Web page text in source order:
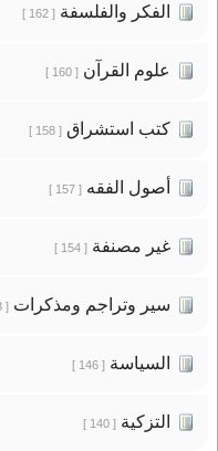
الفكر والفلسفة[ 162 ]
علوم القرآن[ 160 ]
كتب استشراق[ 158 ]
أصول الفقه[ 157 ]
غير مصنفة[ 154 ]
سير وتراجم ومذكرات[ 153 ]
السياسة[ 146 ]
التزكية[ 140 ]